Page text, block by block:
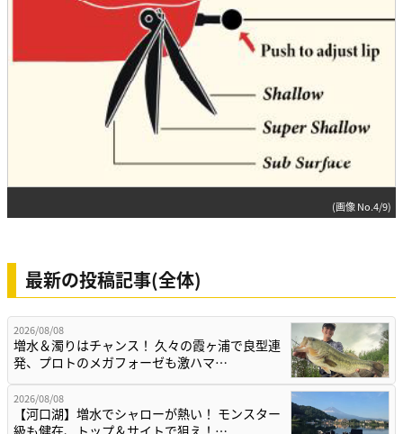
(画像 No.4/9)
最新の投稿記事(全体)
2026/08/08
増水＆濁りはチャンス！ 久々の霞ヶ浦で良型連
発、プロトのメガフォーゼも激ハマ…
2026/08/08
【河口湖】増水でシャローが熱い！ モンスター